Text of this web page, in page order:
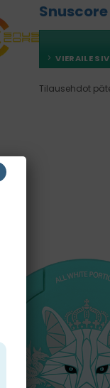
Snuscore
VIERAILE
Tilausehdot